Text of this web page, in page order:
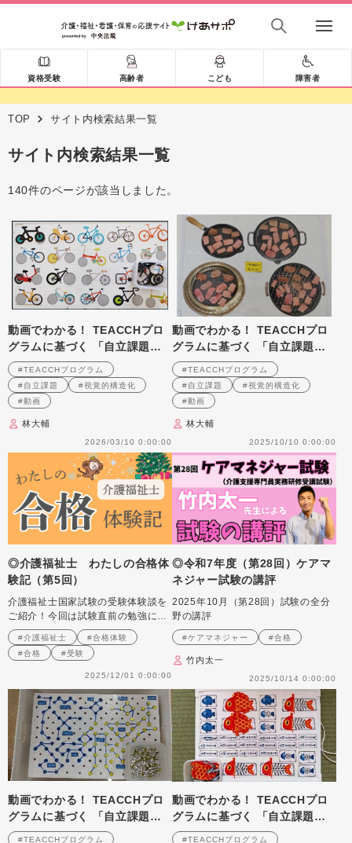
資格受験 高齢者 こども 障害者
TOP サイト内検索結果一覧
サイト内検索結果一覧
140件のページが該当しました。
動画でわかる！ TEACCHプロ
グラムに基づく 「自立課題」
の作り方と実践のポイント 第
15回
#TEACCHプログラム
#自立課題
#視覚的構造化
#動画
林大輔
2026/03/10 0:00:00
動画でわかる！ TEACCHプロ
グラムに基づく 「自立課題」
の作り方と実践のポイント 第
11回
#TEACCHプログラム
#自立課題
#視覚的構造化
#動画
林大輔
2025/10/10 0:00:00
◎介護福祉士 わたしの合格体
験記（第5回）
介護福祉士国家試験の受験体験談を
ご紹介！今回は試験直前の勉強につ
いて！
#介護福祉士
#合格体験
#合格
#受験
2025/12/01 0:00:00
◎令和7年度（第28回）ケアマ
ネジャー試験の講評
2025年10月（第28回）試験の全分
野の講評
#ケアマネジャー #合格
竹内太一
2025/10/14 0:00:00
動画でわかる！ TEACCHプロ
グラムに基づく 「自立課題」
の作り方と実践のポイント 第
#TEACCHプログラム
動画でわかる！ TEACCHプロ
グラムに基づく 「自立課題」
の作り方と実践のポイント 第
#TEACCHプログラム